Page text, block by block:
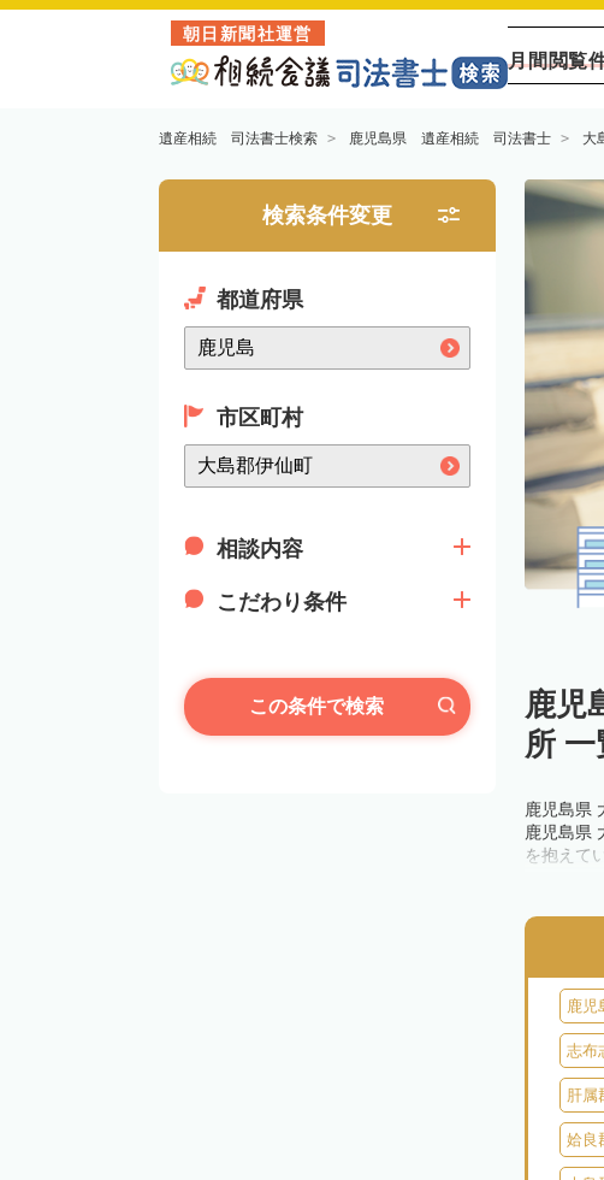
朝日新聞社運営
月間閲覧
遺産相続 司法書士検索 鹿児島県 遺産相続 司法書士 大
検索条件変更
都道府県
市区町村
相談内容
こだわり条件
この条件で検索
鹿児
所 一
鹿児島県
鹿児島県
を抱えて
鹿児
志布
肝属
姶良